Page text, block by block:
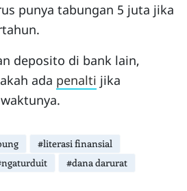
punya tabungan 5 juta jika
deposito di bank lain,
ada penalti jika
#literasi finansial
#dana darurat